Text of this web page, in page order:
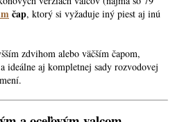
čap, ktorý si vyžaduje iný piest aj inú
zdvihom alebo väčším čapom,
ideálne aj kompletnej sady rozvodovej